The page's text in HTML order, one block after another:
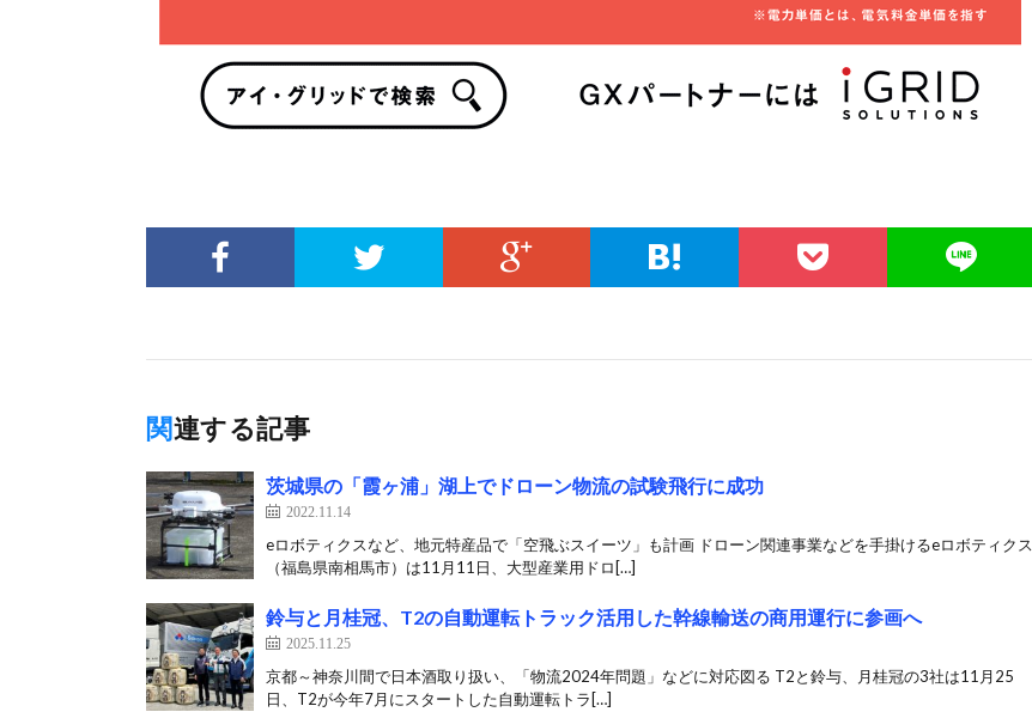
関連する記事
茨城県の「霞ヶ浦」湖上でドローン物流の試験飛行に成功
2022.11.14
eロボティクスなど、地元特産品で「空飛ぶスイーツ」も計画 ドローン関連事業などを手掛けるeロボティクス
（福島県南相馬市）は11月11日、大型産業用ドロ[…]
鈴与と月桂冠、T2の自動運転トラック活用した幹線輸送の商用運行に参画へ
2025.11.25
京都～神奈川間で日本酒取り扱い、「物流2024年問題」などに対応図る T2と鈴与、月桂冠の3社は11月25
日、T2が今年7月にスタートした自動運転トラ[…]